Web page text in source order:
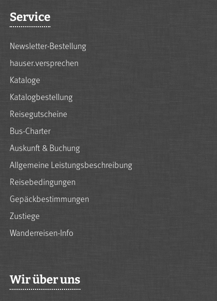
Service
Newsletter-Bestellung
hauser.versprechen
Kataloge
Katalogbestellung
Reisegutscheine
Bus-Charter
Auskunft & Buchung
Allgemeine Leistungsbeschreibung
Reisebedingungen
Gepäckbestimmungen
Zustiege
Wanderreisen-Info
Wir über uns